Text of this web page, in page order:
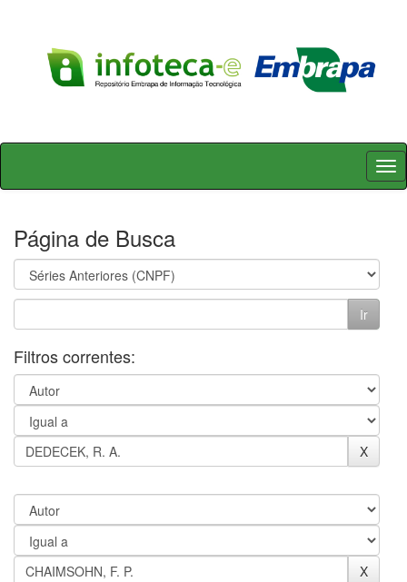
Skip
Página de Busca
Filtros correntes: